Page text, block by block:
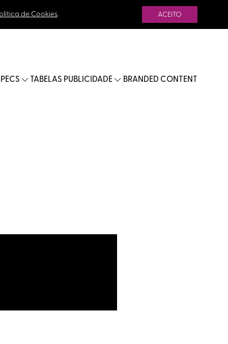
de Cookies. ACEITO
TABELAS PUBLICIDADE BRANDED CONTENT